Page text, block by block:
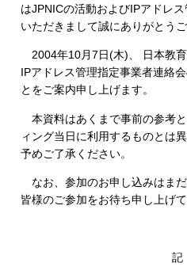
はJPNICの活動およびIPアドレ
いただきまして誠にありがとうご
2004年10月7日(木)、 日本教
IPアドレス管理指定事業者連絡
とをご案内申し上げます。
本資料はあくまで事前の参考
ィング当日に利用するものとは
予めご了承ください。
なお、参加のお申し込みはまだ
皆様のご参加をお待ち申し上げて
記